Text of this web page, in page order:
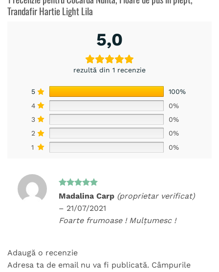
Trandafir Hartie Light Lila
5,0
rezultă din 1 recenzie
5
100%
4
0%
3
0%
2
0%
1
0%
Evaluat la
Madalina Carp (proprietar verificat)
– 21/07/2021
Foarte frumoase ! Mulțumesc !
Adaugă o recenzie
Adresa ta de email nu va fi publicată. Câmpurile